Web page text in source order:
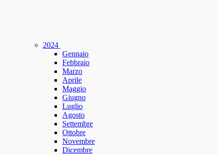
2024
Gennaio
Febbraio
Marzo
Aprile
Maggio
Giugno
Luglio
Agosto
Settembre
Ottobre
Novembre
Dicembre